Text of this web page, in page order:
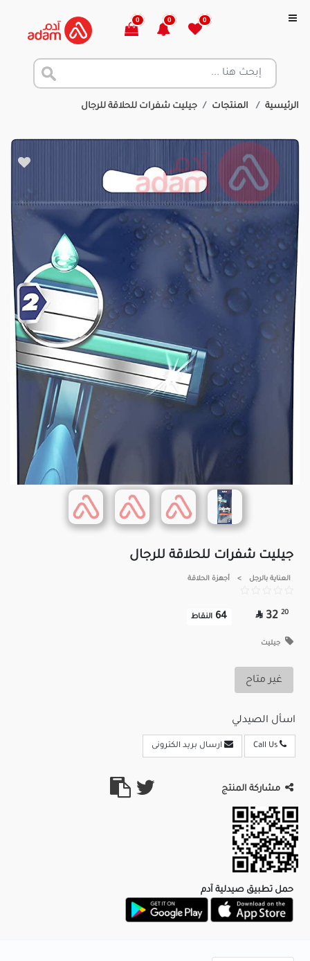
0
0
0
الرئيسية المنتجات جيليت شفرات للحلاقة للرجال
جيليت شفرات للحلاقة للرجال
العناية بالرجل > أجهزة الحلاقة
20
32

64 النقاط
جيليت
غير متاح
اسأل الصيدلي
ارسال بريد الكترونى
مشاركة المنتج
حمل تطبيق صيدلية آدم